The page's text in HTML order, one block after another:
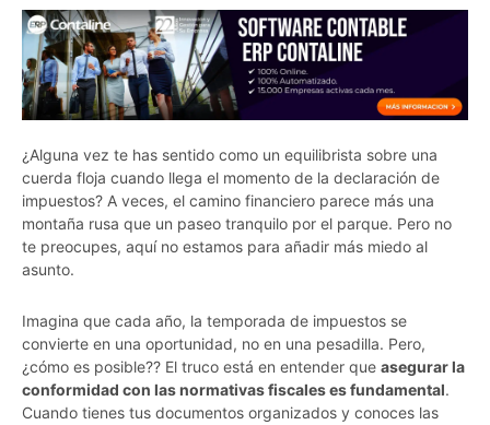
¿Alguna vez te has sentido como un equilibrista sobre una
cuerda floja cuando llega el momento de la declaración de
impuestos? A veces, el camino financiero parece más una
montaña rusa que un paseo tranquilo por el parque. Pero no
te preocupes, aquí no estamos para añadir más miedo al
asunto.
Imagina que cada año, la temporada de impuestos se
convierte en una oportunidad, no en una pesadilla. Pero,
¿cómo es posible?? El truco está en entender que asegurar la
conformidad con las normativas fiscales es fundamental.
Cuando tienes tus documentos organizados y conoces las